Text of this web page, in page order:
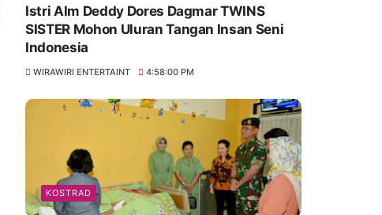
Istri Alm Deddy Dores Dagmar TWINS
SISTER Mohon Uluran Tangan Insan Seni
Indonesia
WIRAWIRI ENTERTAINT 4:58:00 PM
KOSTRAD